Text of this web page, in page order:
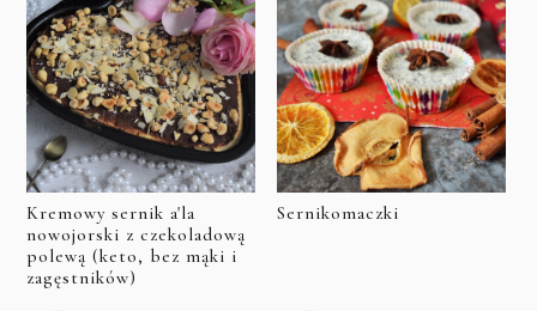
Kremowy sernik a'la
nowojorski z czekoladową
polewą (keto, bez mąki i
zagęstników)
Sernikomaczki